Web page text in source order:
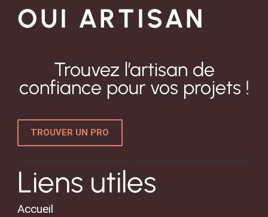
OUI ARTISAN
Trouvez l’artisan de
confiance pour vos projets !
TROUVER UN PRO
Liens utiles
Accueil